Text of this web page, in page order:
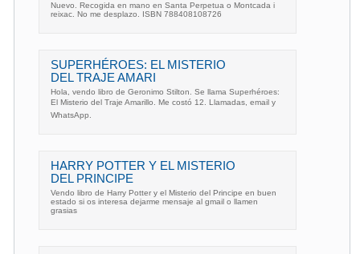
Nuevo. Recogida en mano en Santa Perpetua o Montcada i
reixac. No me desplazo. ISBN 788408108726
SUPERHÉROES: EL MISTERIO
DEL TRAJE AMARI
Hola, vendo libro de Geronimo Stilton. Se llama Superhéroes:
El Misterio del Traje Amarillo. Me costó 12. Llamadas, email y
WhatsApp.
HARRY POTTER Y EL MISTERIO
DEL PRINCIPE
Vendo libro de Harry Potter y el Misterio del Principe en buen
estado si os interesa dejarme mensaje al gmail o llamen
grasias